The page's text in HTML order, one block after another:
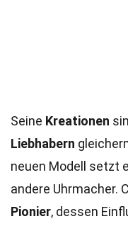
Seine Kreationen
Liebhabern
neuen Modell setzt
andere Uhrmacher.
Pionier, dessen